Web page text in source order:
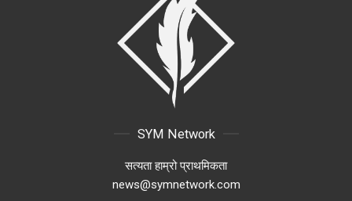
SYM Network
सत्यता हाम्रो प्राथमिकता
news@symnetwork.com